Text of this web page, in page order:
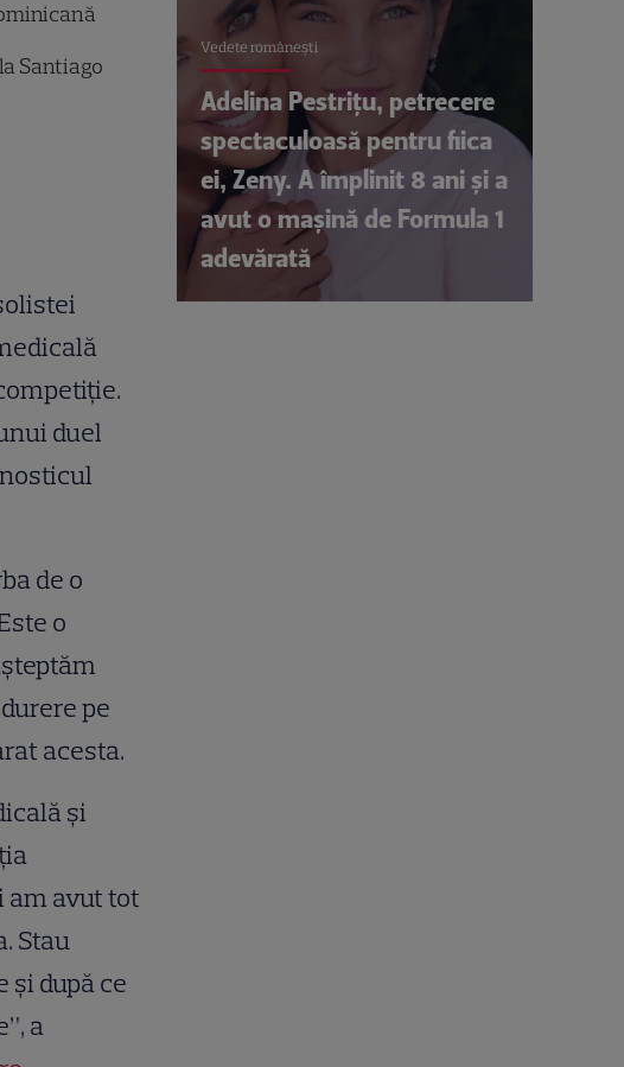
Santiago
duel
de o
o
pe
acesta.
și
am avut tot
Stau
și după ce
a
Vedete româneşti
Adelina Pestrițu, petrecere
spectaculoasă pentru fiica
ei, Zeny. A împlinit 8 ani și a
avut o mașină de Formula 1
adevărată